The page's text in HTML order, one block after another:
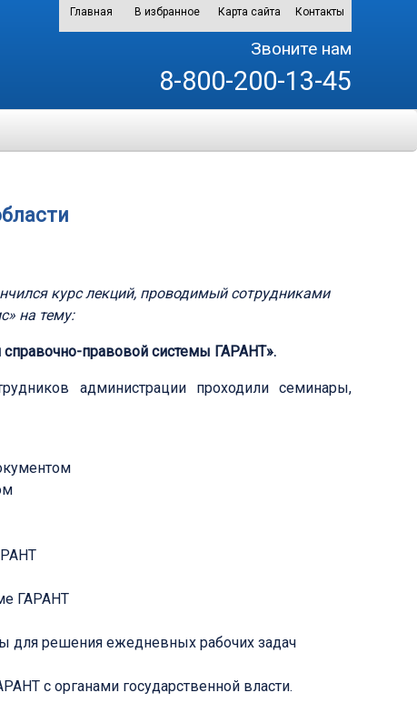
Главная В избранное Карта сайта Контакты
Звоните нам
8-800-200-13-45
курс лекций, проводимый сотрудниками
на тему:
правовой системы ГАРАНТ».
администрации проходили семинары,
ГАРАНТ
для решения ежедневных рабочих задач
с органами государственной власти.